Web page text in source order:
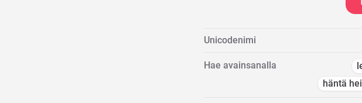
Unicodenimi
Hae avainsanalla
häntä